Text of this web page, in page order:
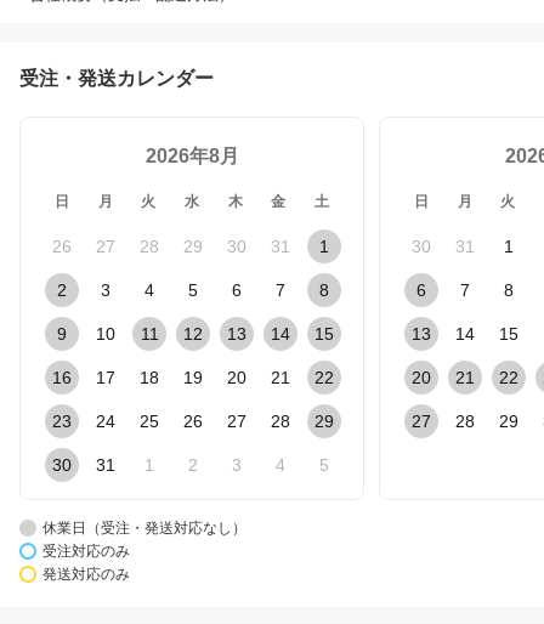
受注・発送カレンダー
2026年8月
日 月 火 水 木 金 土
26 27 28 29 30 31 1
2 3 4 5 6 7 8
9 10 11 12 13 14 15
16 17 18 19 20 21 22
23 24 25 26 27 28 29
30 31 1 2 3 4 5
日 月 火
30 31 1
6 7 8
13 14 15
20 21 22
27 28 29
休業日（受注・発送対応なし）
受注対応のみ
発送対応のみ